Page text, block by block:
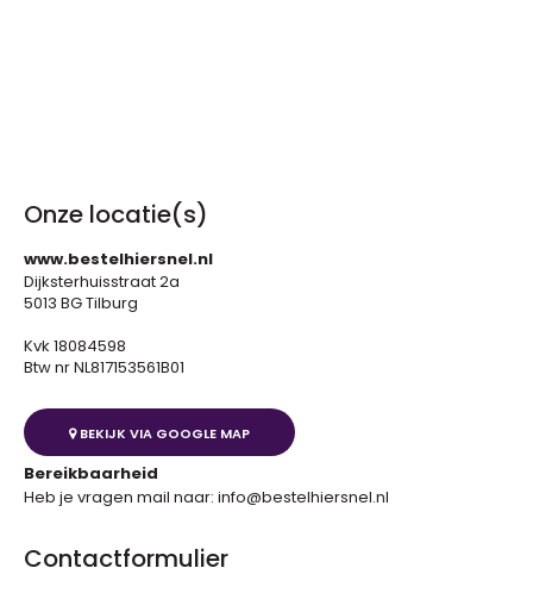
Onze locatie(s)
www.bestelhiersnel.nl
Dijksterhuisstraat 2a
5013 BG Tilburg
Kvk 18084598
Btw nr NL817153561B01
BEKIJK VIA GOOGLE MAP
Bereikbaarheid
Heb je vragen mail naar: info@bestelhiersnel.nl
Contactformulier